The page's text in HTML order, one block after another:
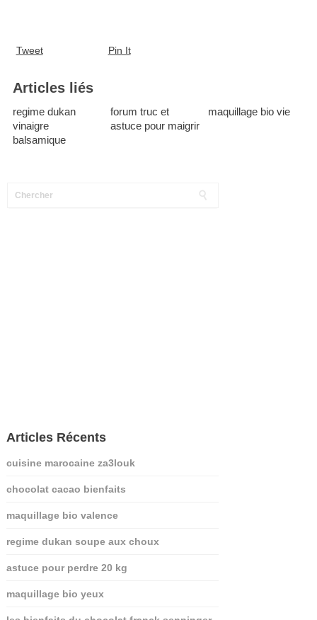
Tweet Pin It
Articles liés
regime dukan
vinaigre
balsamique
forum truc et
astuce pour maigrir
maquillage bio vie
Articles Récents
cuisine marocaine za3louk
chocolat cacao bienfaits
maquillage bio valence
regime dukan soupe aux choux
astuce pour perdre 20 kg
maquillage bio yeux